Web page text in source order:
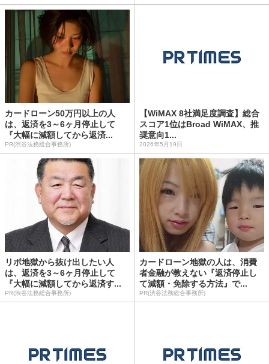
カードローン50万円以上の人
は、返済を3～6ヶ月停止して
『大幅に減額してから返済...
PR(渋谷法務総合事務所)
【WiMAX 8社満足度調査】総合
スコア1位はBroad WiMAX、推
奨意向1...
2026年5月19日
リボ地獄から抜け出したい人
は、返済を3～6ヶ月停止して
『大幅に減額してから返済す...
PR(渋谷法務総合事務所)
カードローン地獄の人は、消費
者金融が教えない『返済停止し
て減額・免除する方法』で...
PR(渋谷法務総合事務所)